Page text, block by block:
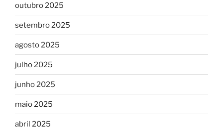
outubro 2025
setembro 2025
agosto 2025
julho 2025
junho 2025
maio 2025
abril 2025